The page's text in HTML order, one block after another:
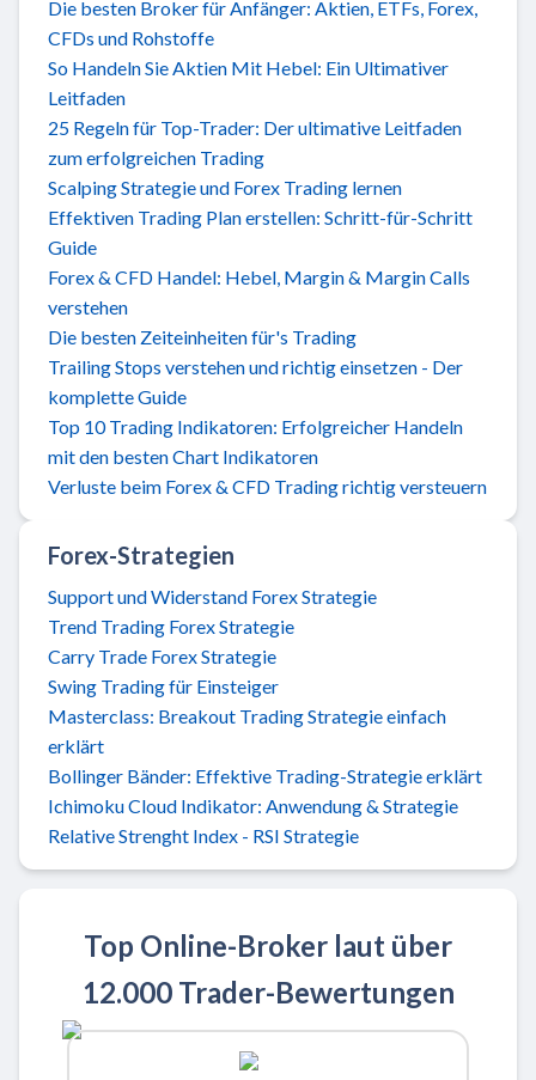
Die besten Broker für Anfänger: Aktien, ETFs, Forex,
CFDs und Rohstoffe
So Handeln Sie Aktien Mit Hebel: Ein Ultimativer
Leitfaden
25 Regeln für Top-Trader: Der ultimative Leitfaden
zum erfolgreichen Trading
Scalping Strategie und Forex Trading lernen
Effektiven Trading Plan erstellen: Schritt-für-Schritt
Guide
Forex & CFD Handel: Hebel, Margin & Margin Calls
verstehen
Die besten Zeiteinheiten für's Trading
Trailing Stops verstehen und richtig einsetzen - Der
komplette Guide
Top 10 Trading Indikatoren: Erfolgreicher Handeln
mit den besten Chart Indikatoren
Verluste beim Forex & CFD Trading richtig versteuern
Forex-Strategien
Support und Widerstand Forex Strategie
Trend Trading Forex Strategie
Carry Trade Forex Strategie
Swing Trading für Einsteiger
Masterclass: Breakout Trading Strategie einfach
erklärt
Bollinger Bänder: Effektive Trading-Strategie erklärt
Ichimoku Cloud Indikator: Anwendung & Strategie
Relative Strenght Index - RSI Strategie
Top Online-Broker laut über
12.000 Trader-Bewertungen